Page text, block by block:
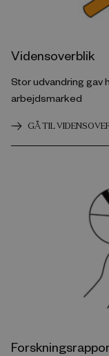
Vidensoverblik
Stor udvandring gav
arbejdsmarked
GÅ TIL